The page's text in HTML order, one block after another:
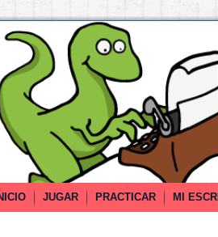
JUGAR PRACTICAR MI